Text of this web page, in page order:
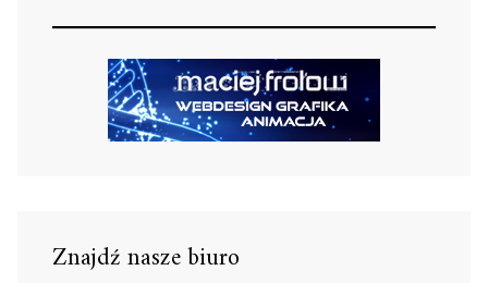
Znajdź nasze biuro